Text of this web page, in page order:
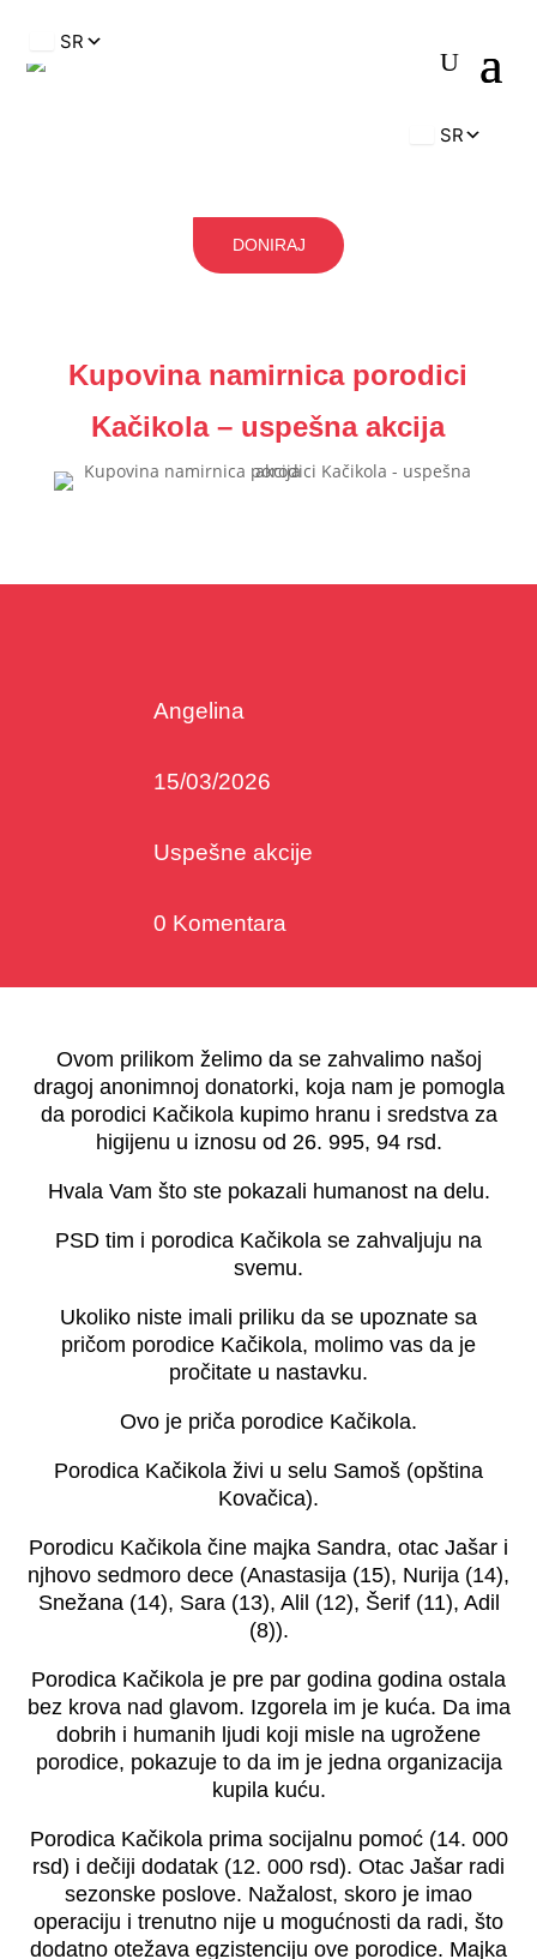
DONIRAJ
Kupovina namirnica porodici
Kačikola – uspešna akcija
Angelina
15/03/2026
Uspešne akcije
0 Komentara
Ovom prilikom želimo da se zahvalimo našoj
dragoj anonimnoj donatorki, koja nam je pomogla
da porodici Kačikola kupimo hranu i sredstva za
higijenu u iznosu od 26. 995, 94 rsd.
Hvala Vam što ste pokazali humanost na delu.
PSD tim i porodica Kačikola se zahvaljuju na
svemu.
Ukoliko niste imali priliku da se upoznate sa
pričom porodice Kačikola, molimo vas da je
pročitate u nastavku.
Ovo je priča porodice Kačikola.
Porodica Kačikola živi u selu Samoš (opština
Kovačica).
Porodicu Kačikola čine majka Sandra, otac Jašar i
njhovo sedmoro dece (Anastasija (15), Nurija (14),
Snežana (14), Sara (13), Alil (12), Šerif (11), Adil
(8)).
Porodica Kačikola je pre par godina godina ostala
bez krova nad glavom. Izgorela im je kuća. Da ima
dobrih i humanih ljudi koji misle na ugrožene
porodice, pokazuje to da im je jedna organizacija
kupila kuću.
Porodica Kačikola prima socijalnu pomoć (14. 000
rsd) i dečiji dodatak (12. 000 rsd). Otac Jašar radi
sezonske poslove. Nažalost, skoro je imao
operaciju i trenutno nije u mogućnosti da radi, što
dodatno otežava egzistenciju ove porodice. Majka